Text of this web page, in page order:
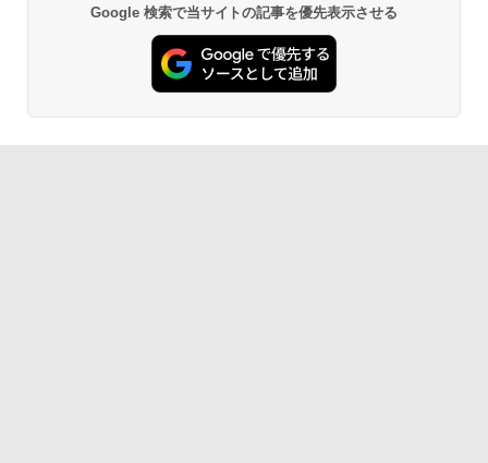
Google 検索で当サイトの記事を優先表示させる